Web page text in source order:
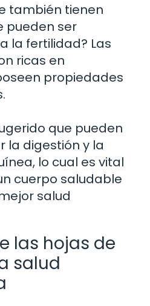
también tienen
pueden ser
la fertilidad? Las
ricas en
propiedades
que pueden
la digestión y la
lo cual es vital
cuerpo saludable
salud
las hojas de
salud